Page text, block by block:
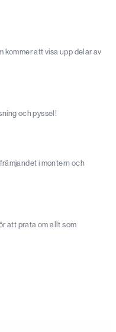
kommer att visa upp delar av
och pyssel!
i montern och
att prata om allt som